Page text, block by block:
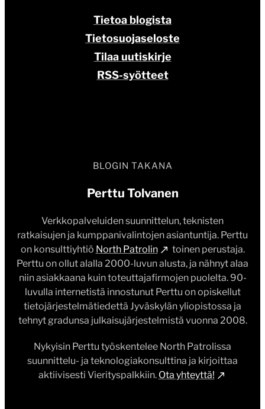
BLOGIN TAKANA
Perttu Tolvanen
Verkkopalveluiden suunnittelun, teknisten
ratkaisujen ja kumppanivalintojen asiantuntija. Perttu
on konsulttiyhtiö North Patrolin
toinen perustaja.
Perttu on ollut alalla 2000-luvun alusta, ja nähnyt alaa
niin asiakkaana kuin toteuttajafirmojen puolelta. 90-
luvulla internetistä innostunut Perttu on opiskellut
tietojärjestelmätiedettä Jyväskylän yliopistossa ja
tehnyt gradunsa julkaisujärjestelmistä vuonna 2008.
Nykyisin Perttu työskentelee North Patrolissa
suunnittelu- ja teknologiakonsulttina ja kirjoittaa
aktiivisesti Vierityspalkkiin. Ota yhteyttä!
Tietoa blogista
Tietosuojaseloste
Tilaa uutiskirje
RSS-syötteet